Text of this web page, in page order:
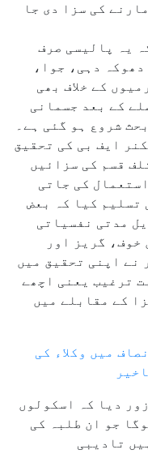
کی سزا دی جا
یہ پالیسی صرف
دہی، جوا،
کے خلاف بھی
کے بعد جسمانی
شروع ہو گئی ہے۔
ایف بی کی تحقیق
قسم کی سزائیں
کی جاتی
تسلیم کیا کہ بعض
مدتی نفسیاتی
خوف، گریز اور
نے اپنی تحقیق میں
ترغیب یعنی اچھے
کے مقابلے میں
میں وکلاء کی
دیا کہ اسکولوں
جو ان طلبہ کی
تادیبی